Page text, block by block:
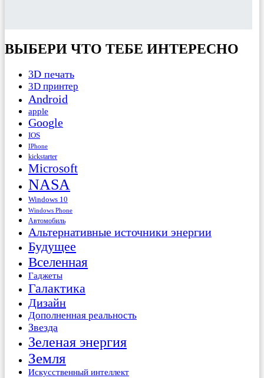
ВЫБЕРИ ЧТО ТЕБЕ ИНТЕРЕСНО
3D печать
3D принтер
Android
apple
Google
IOS
IPhone
kickstarter
Microsoft
NASA
Windows 10
Windows Phone
Автомобиль
Альтернативные источники энергии
Будущее
Вселенная
Гаджеты
Галактика
Дизайн
Дополненная реальность
Звезда
Зеленая энергия
Земля
Искусственный интеллект